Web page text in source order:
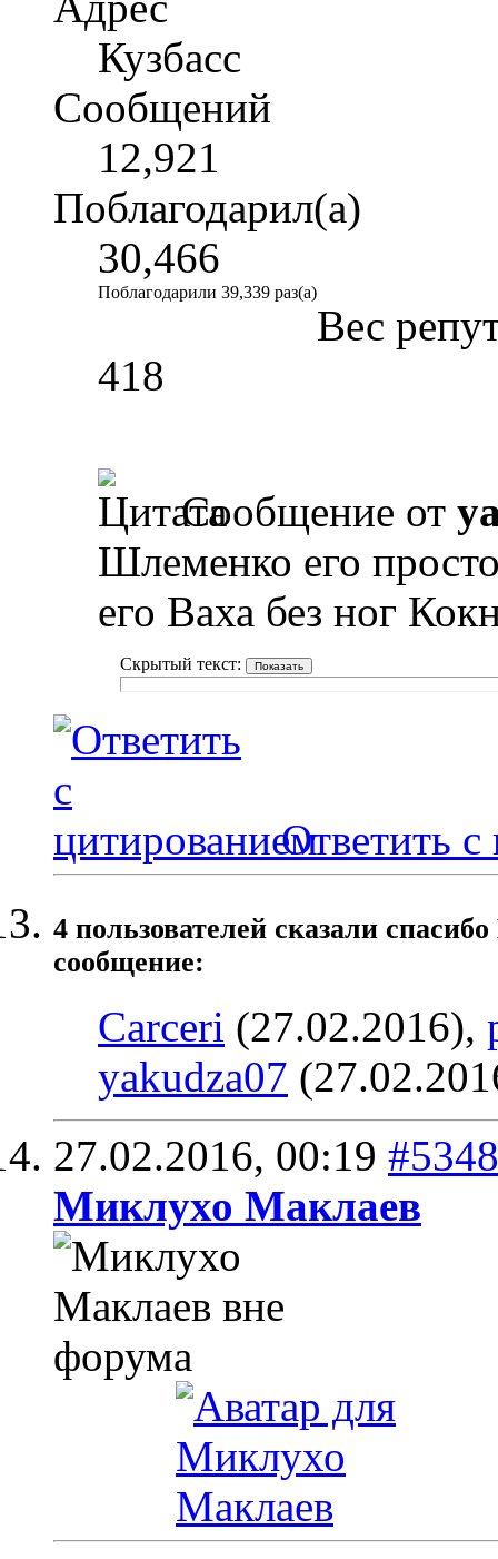
Кузбасс
Сообщений
12,921
Поблагодарил(а)
30,466
Поблагодарили 39,339 раз(а)
Вес
418
Сообщение от
Шлеменко его
его Ваха без ног
Скрытый текст:
Ответить с
4 пользователей сказали
сообщение:
Carceri (27.02.2016),
yakudza07
27.02.2016, 00:19 #5348
Миклухо Маклаев